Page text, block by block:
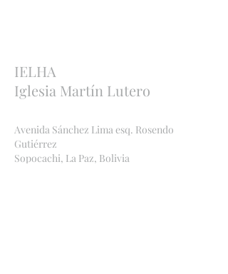
IELHA
Iglesia Martín Lutero
Avenida Sánchez Lima esq. Rosendo
Gutiérrez
Sopocachi, La Paz, Bolivia